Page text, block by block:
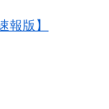
報版】